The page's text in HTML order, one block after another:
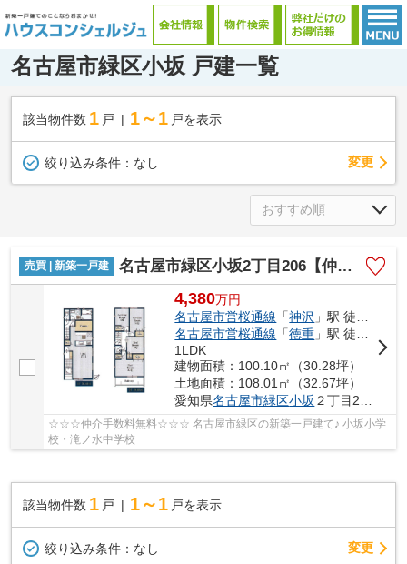
名古屋市緑区小坂 戸建一覧
該当物件数 1 戸 1～1 戸を表示
絞り込み条件： なし 変更
売買 | 新築一戸建 名古屋市緑区小坂2丁目206【仲介手数料無料】新築一戸建て 2号棟
4,380万円
名古屋市営桜通線 「神沢 」駅 徒歩26分
名古屋市営桜通線 「徳重 」駅 徒歩31分
1LDK
建物面積：100.10㎡（30.28坪）
土地面積：108.01㎡（32.67坪）
愛知県名古屋市緑区小坂 ２丁目206
☆☆☆仲介手数料無料☆☆☆ 名古屋市緑区の新築一戸建て♪ 小坂小学
校・滝ノ水中学校
該当物件数 1 戸 1～1 戸を表示
絞り込み条件： なし 変更